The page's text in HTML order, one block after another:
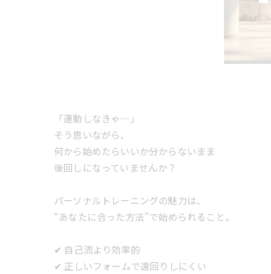
「運動しなきゃ…」
そう思いながら、
何から始めたらいいか分からないまま
後回しになっていませんか？
パーソナルトレーニングの魅力は、
“あなたに合った方法”で始められること。
✔ 自己流より効率的
✔ 正しいフォームで遠回りしにくい